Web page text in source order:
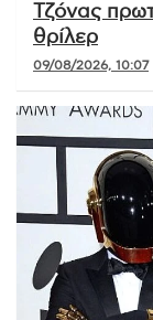
Τζόνας
θρίλερ
09/08/2026, 10:07